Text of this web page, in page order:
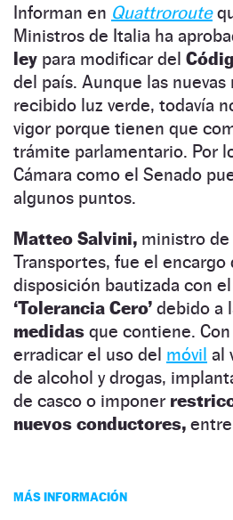
Informan en Quattroroute
Ministros de Italia ha
ley para modificar del
del país. Aunque las nuevas
recibido luz verde, todavía
vigor porque tienen que
trámite parlamentario. Por
Cámara como el Senado
algunos puntos.
Matteo Salvini, ministro
Transportes, fue el encargo
disposición bautizada con
‘Tolerancia Cero’ debido a
medidas que contiene.
erradicar el uso del móvil al
de alcohol y drogas,
de casco o imponer
nuevos conductores,
MÁS INFORMACIÓN